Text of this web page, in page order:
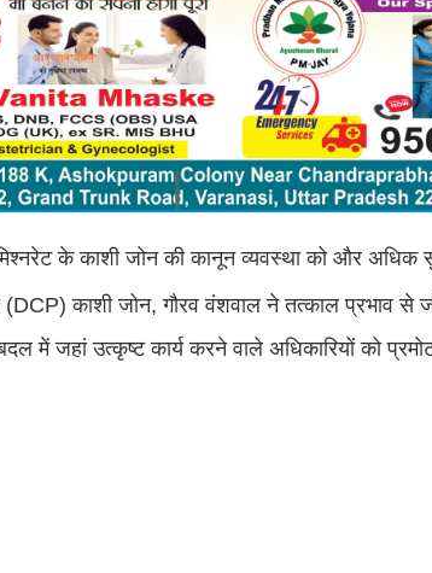
के काशी जोन की कानून व्यवस्था को और
काशी जोन, गौरव वंशवाल ने तत्काल प्रभाव से
में जहां उत्कृष्ट कार्य करने वाले अधिकारियों को